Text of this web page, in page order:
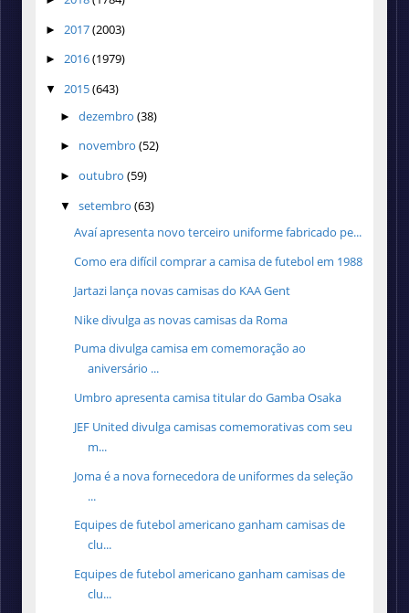
► 2017(2003)
► 2016(1979)
▼ 2015(643)
► dezembro (38)
► novembro (52)
► outubro (59)
▼ setembro (63)
Avaí apresenta novo terceiro uniforme fabricado pe...
Como era difícil comprar a camisa de futebol em 1988
Jartazi lança novas camisas do KAA Gent
Nike divulga as novas camisas da Roma
Puma divulga camisa em comemoração ao
aniversário ...
Umbro apresenta camisa titular do Gamba Osaka
JEF United divulga camisas comemorativas com seu
m...
Joma é a nova fornecedora de uniformes da seleção
...
Equipes de futebol americano ganham camisas de
clu...
Equipes de futebol americano ganham camisas de
clu...